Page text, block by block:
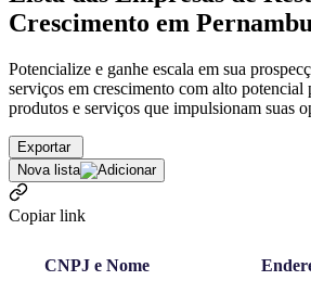
Crescimento em
Potencialize e ganhe escala em sua
serviços em crescimento com alto potencial
produtos e serviços que impulsionam suas
Exportar
Nova lista
Copiar link
CNPJ e Nome